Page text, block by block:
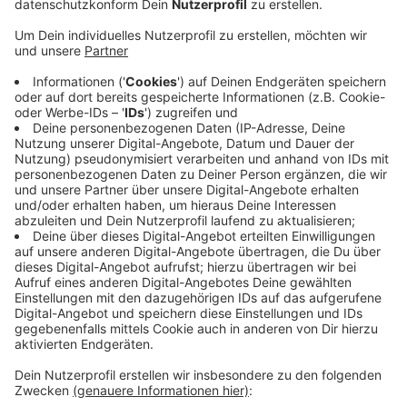
Die Fraktion fordert, dass der Ennepe-Ruhr-Kreis
gemeinsam mit den Städten eine Kooperation prüft.
Ziel ist es, durch eine Zusammenarbeit Planung,
Ausführung und Bauüberwachung zu verbessern,
Kosten zu senken und Ressourcen effizienter zu
nutzen. Angesichts von Haushaltsüberschreitungen
und Fachkräftemangel sollen Bauprojekte im Kreis so
künftig wirtschaftlicher und qualitativ hochwertiger
umgesetzt werden. Am Montag (30.06.) kommt der
Kreistag zu seiner nächsten Sitzung zusammen.